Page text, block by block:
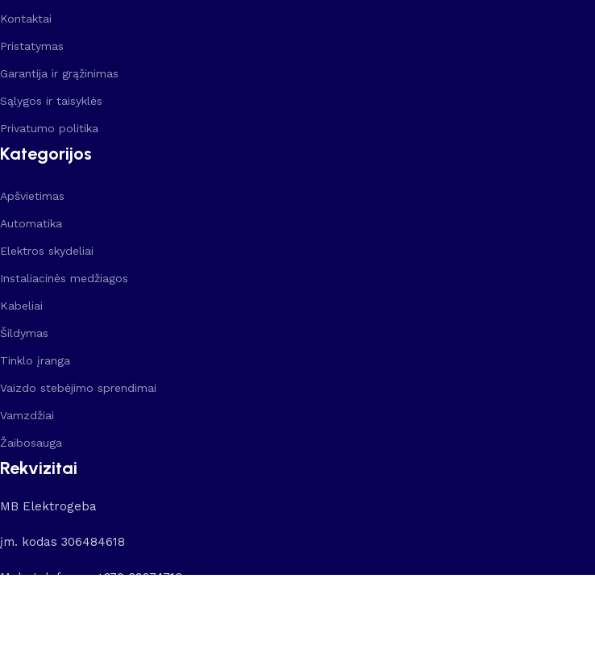
Kontaktai
Pristatymas
Garantija ir grąžinimas
Sąlygos ir taisyklės
Privatumo politika
Kategorijos
Apšvietimas
Automatika
Elektros skydeliai
Instaliacinės medžiagos
Kabeliai
Šildymas
Tinklo įranga
Vaizdo stebėjimo sprendimai
Vamzdžiai
Žaibosauga
Rekvizitai
MB Elektrogeba
įm. kodas 306484618
Mob. telefonas:+370 69274716